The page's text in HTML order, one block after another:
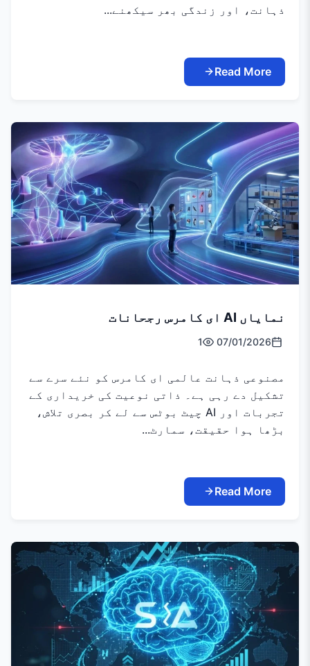
ذہانت، اور زندگی بھر سیکھنے...
Read More
نمایاں AI ای کامرس رجحانات
07/01/2026
1
مصنوعی ذہانت عالمی ای کامرس کو نئے سرے سے
تشکیل دے رہی ہے۔ ذاتی نوعیت کی خریداری کے
تجربات اور AI چیٹ بوٹس سے لے کر بصری تلاش،
بڑھا ہوا حقیقت، سمارٹ...
Read More